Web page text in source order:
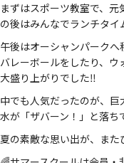
まずはスポーツ教室で、
の後はみんなでランチタ
午後はオーシャンパークへ
バレーボールをしたり、ウ
大盛り上がりでした‼️
中でも人気だったのが、
水が「ザバーン！」と落
夏の素敵な思い出が、また